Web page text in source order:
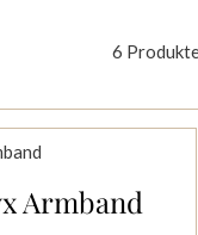
6
Warenkorb
Armband